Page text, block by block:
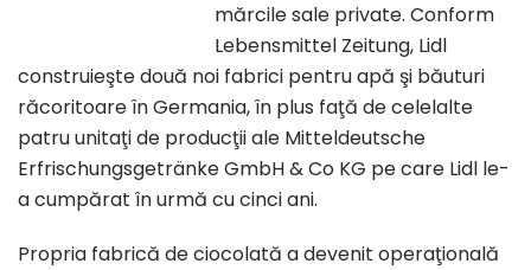
mărcile sale private. Conform
Lebensmittel Zeitung, Lidl
construieşte două noi fabrici pentru apă şi băuturi
răcoritoare în Germania, în plus faţă de celelalte
patru unitaţi de producţii ale Mitteldeutsche
Erfrischungsgetränke GmbH & Co KG pe care Lidl le-
a cumpărat în urmă cu cinci ani.
Propria fabrică de ciocolată a devenit operaţională